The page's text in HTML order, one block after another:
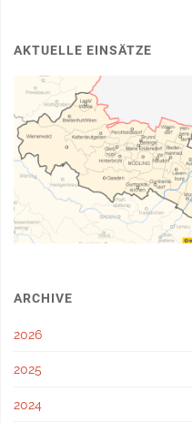
AKTUELLE EINSÄTZE
ARCHIVE
2026
2025
2024